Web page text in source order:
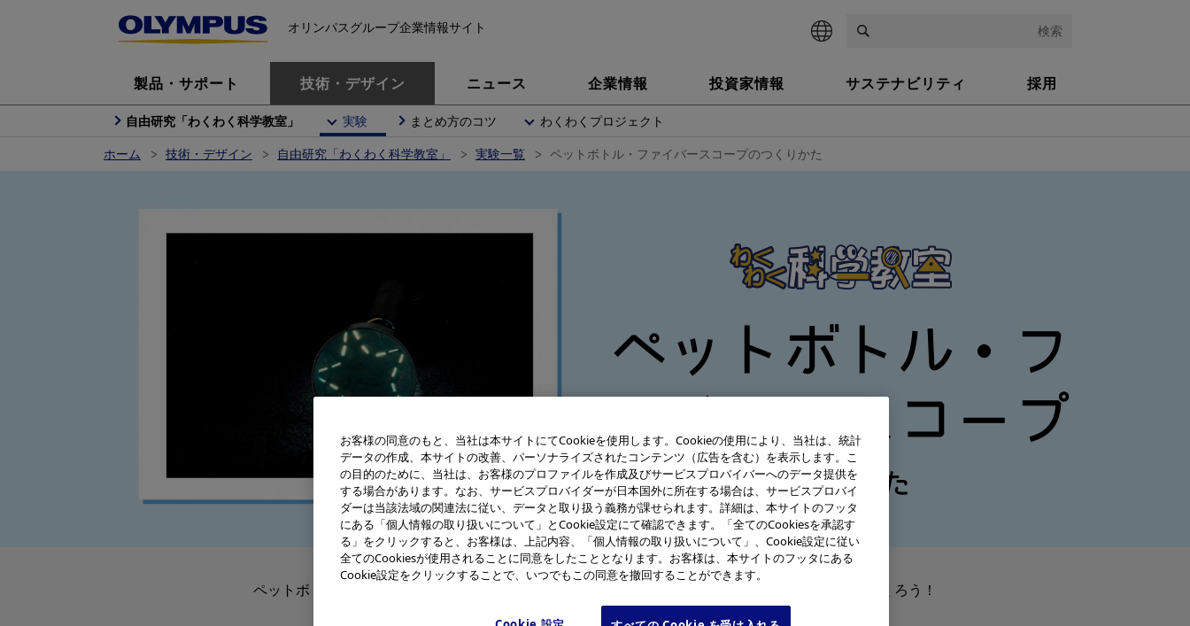
オリンパスグループ企業情報サイト 検索
製品・サポート 技術・デザイン ニュース 企業情報 投資家情報 サステナビリティ 採用
自由研究「わくわく科学教室」 実験 まとめ方のコツ
わくわくプロジェクト
ホーム
技術・デザイン 自由研究「わくわく科学教室」 実験一覧 ペットボトル・ファイバースコープのつくりかた
ペットボトル・フ
ァイバースコープ
つくりかた
ペットボトルも光ファイバーのように光を伝えるよ！ そのしくみをつかって、光る星のかざりをつくろう！
お客様の同意のもと、当社は本サイトにてCookieを使用します。Cookieの使用により、当社は、統計
データの作成、本サイトの改善、パーソナライズされたコンテンツ（広告を含む）を表示します。こ
の目的のために、当社は、お客様のプロファイルを作成及びサービスプロバイバーへのデータ提供を
する場合があります。なお、サービスプロバイダーが日本国外に所在する場合は、サービスプロバイ
ダーは当該法域の関連法に従い、データと取り扱う義務が課せられます。詳細は、本サイトのフッタ
にある「個人情報の取り扱いについて」とCookie設定にて確認できます。「全てのCookiesを承認す
る」をクリックすると、お客様は、上記内容、「個人情報の取り扱いについて」、Cookie設定に従い
全てのCookiesが使用されることに同意をしたこととなります。お客様は、本サイトのフッタにある
Cookie設定をクリックすることで、いつでもこの同意を撤回することができます。